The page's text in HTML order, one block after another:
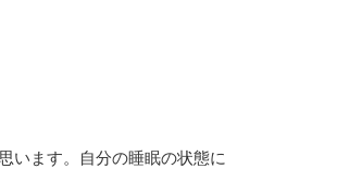
います。自分の睡眠の状態に